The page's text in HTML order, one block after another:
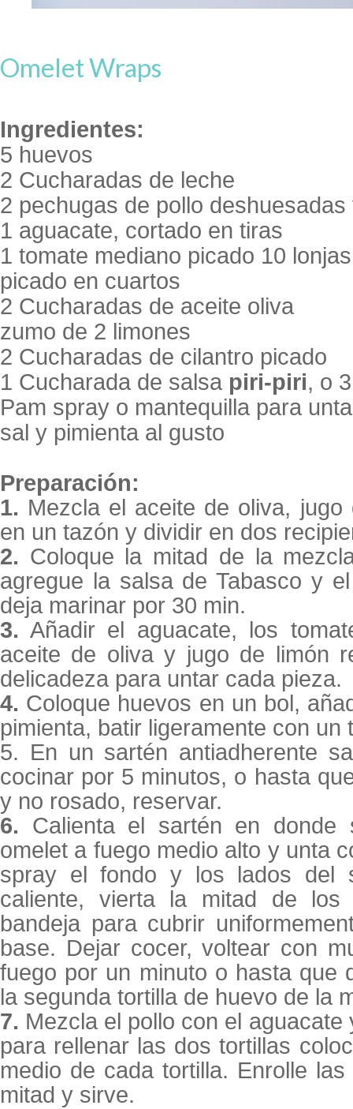
Omelet Wraps
Ingredientes:
5 huevos
2 Cucharadas de leche
2 pechugas de pollo
1 aguacate, cortado en tiras
1 tomate mediano picado 10
picado en cuartos
2 Cucharadas de aceite oliva
zumo de 2 limones
2 Cucharadas de cilantro picado
1 Cucharada de salsa piri-piri, o
Pam spray o mantequilla para
sal y pimienta al gusto
Preparación:
1. Mezcla el aceite de oliva,
en un tazón y dividir en dos
2. Coloque la mitad de la
agregue la salsa de Tabasco y
deja marinar por 30 min.
3. Añadir el aguacate, los
aceite de oliva y jugo de limón
delicadeza para untar cada pieza.
4. Coloque huevos en un bol,
pimienta, batir ligeramente con un
5. En un sartén antiadherente
cocinar por 5 minutos, o hasta
y no rosado, reservar.
6. Calienta el sartén en
omelet a fuego medio alto y unta
spray el fondo y los lados del
caliente, vierta la mitad de
bandeja para cubrir
base. Dejar cocer, voltear con
fuego por un minuto o hasta que
la segunda tortilla de huevo de la
7. Mezcla el pollo con el aguacate
para rellenar las dos tortillas
medio de cada tortilla. Enrolle
mitad y sirve.